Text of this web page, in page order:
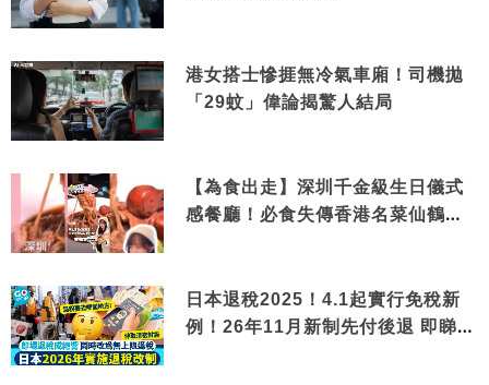
港女搭士慘捱無冷氣車廂！司機拋
「29蚊」偉論揭驚人結局
【為食出走】深圳千金級生日儀式
感餐廳！必食失傳香港名菜仙鶴神
日本退稅2025！4.1起實行免稅新
例！26年11月新制先付後退 即睇步